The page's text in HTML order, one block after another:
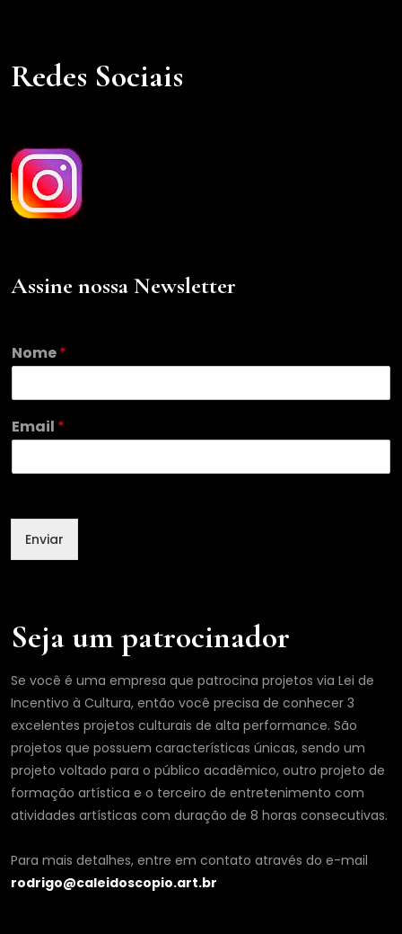
Redes Sociais
Assine nossa Newsletter
Nome*
N
o
e
a
l
Email *
Enviar
Seja um patrocinador
Se você é uma empresa que patrocina projetos via Lei de
Incentivo à Cultura, então você precisa de conhecer 3
excelentes projetos culturais de alta performance. São
projetos que possuem características únicas, sendo um
projeto voltado para o público acadêmico, outro projeto de
formação artística e o terceiro de entretenimento com
atividades artísticas com duração de 8 horas consecutivas.
Para mais detalhes, entre em contato através do e-mail
rodrigo@caleidoscopio.art.br